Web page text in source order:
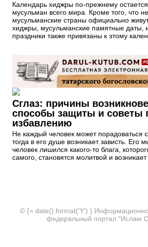
Календарь хиджры по-прежнему
мусульман всего мира. Кроме того, что
мусульманские страны официально
хиджры, мусульманские памятные даты,
праздники также привязаны к этому
Сглаз: причины
способы защиты и советы
избавлению
Не каждый человек может порадоваться
тогда в его душе возникает зависть. Его
человек лишился какого-то блага,
самого, становятся молитвой и возникает
© {= date().format('Y') }
федеральный портал "Ислам